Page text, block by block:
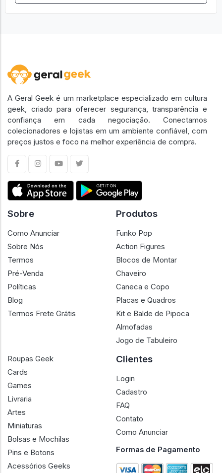
A Geral Geek é um marketplace especializado em cultura
geek, criado para oferecer segurança, transparência e
confiança em cada negociação. Conectamos
colecionadores e lojistas em um ambiente confiável, com
preços justos e foco na melhor experiência de compra.
Sobre
Como Anunciar
Sobre Nós
Termos
Pré-Venda
Políticas
Blog
Termos Frete Grátis
Produtos
Funko Pop
Action Figures
Blocos de Montar
Chaveiro
Caneca e Copo
Placas e Quadros
Kit e Balde de Pipoca
Almofadas
Jogo de Tabuleiro
Roupas Geek
Cards
Games
Livraria
Artes
Miniaturas
Bolsas e Mochilas
Pins e Botons
Acessórios Geeks
Clientes
Login
Cadastro
FAQ
Contato
Como Anunciar
Formas de Pagamento